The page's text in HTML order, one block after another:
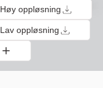
Høy oppløsning
Lav oppløsning